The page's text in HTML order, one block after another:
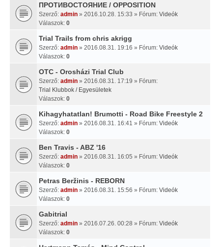
ПРОТИВОСТОЯНИЕ / OPPOSITION
Szerző: admin » 2016.10.28. 15:33 » Fórum: Videók
Válaszok: 0
Trial Trails from chris akrigg
Szerző: admin » 2016.08.31. 19:16 » Fórum: Videók
Válaszok: 0
OTC - Orosházi Trial Club
Szerző: admin » 2016.08.31. 17:19 » Fórum:
Trial Klubbok / Egyesületek
Válaszok: 0
Kihagyhatatlan! Brumotti - Road Bike Freestyle 2
Szerző: admin » 2016.08.31. 16:41 » Fórum: Videók
Válaszok: 0
Ben Travis - ABZ '16
Szerző: admin » 2016.08.31. 16:05 » Fórum: Videók
Válaszok: 0
Petras Beržinis - REBORN
Szerző: admin » 2016.08.31. 15:56 » Fórum: Videók
Válaszok: 0
Gabitrial
Szerző: admin » 2016.07.26. 00:28 » Fórum: Videók
Válaszok: 0